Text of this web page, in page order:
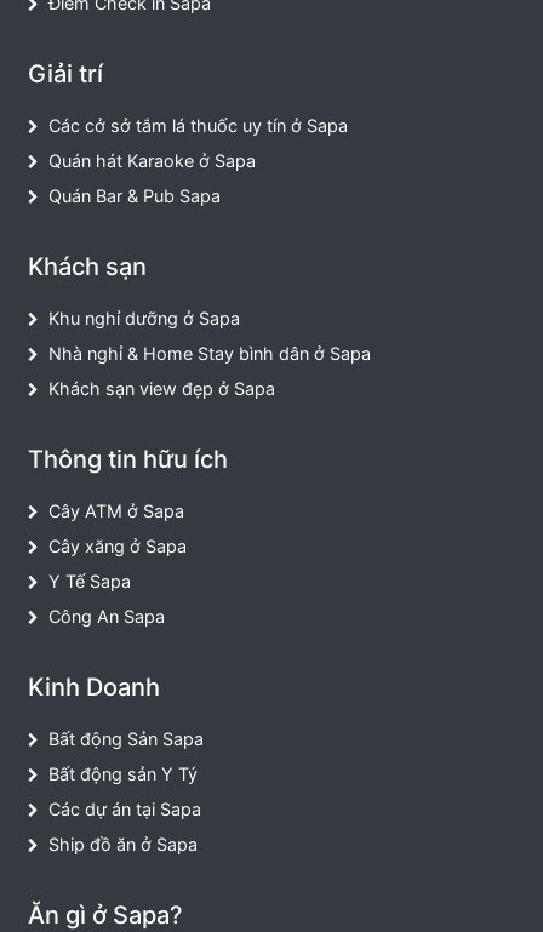
Giải trí
Các cở sở tắm lá thuốc uy tín ở Sapa
Quán hát Karaoke ở Sapa
Quán Bar & Pub Sapa
Khách sạn
Khu nghỉ dưỡng ở Sapa
Nhà nghỉ & Home Stay bình dân ở Sapa
Khách sạn view đẹp ở Sapa
Thông tin hữu ích
Cây ATM ở Sapa
Cây xăng ở Sapa
Y Tế Sapa
Công An Sapa
Kinh Doanh
Bất động Sản Sapa
Bất động sản Y Tý
Các dự án tại Sapa
Ship đồ ăn ở Sapa
Ăn gì ở Sapa?